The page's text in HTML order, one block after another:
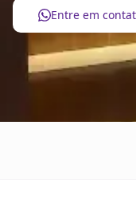
Entre em